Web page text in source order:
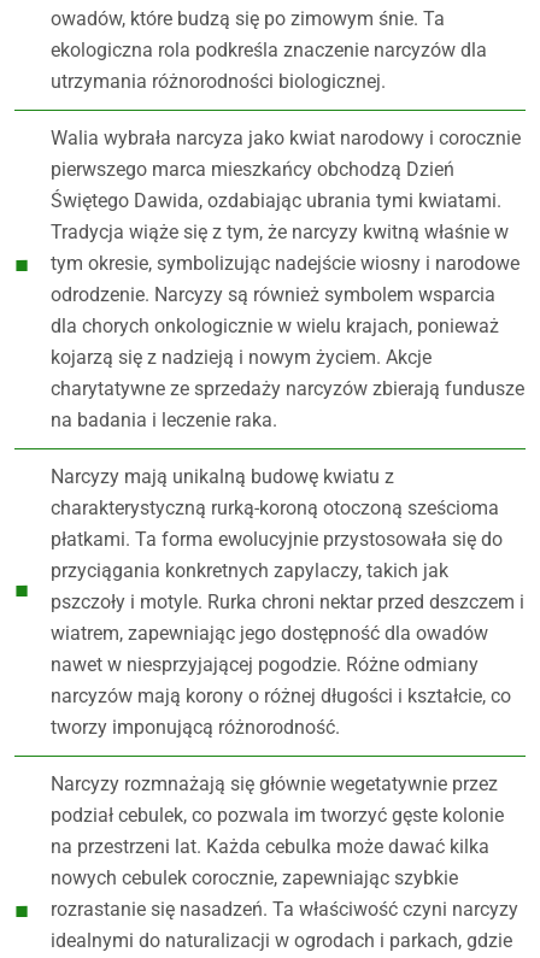
owadów, które budzą się po zimowym śnie. Ta
ekologiczna rola podkreśla znaczenie narcyzów dla
utrzymania różnorodności biologicznej.
Walia wybrała narcyza jako kwiat narodowy i corocznie
pierwszego marca mieszkańcy obchodzą Dzień
Świętego Dawida, ozdabiając ubrania tymi kwiatami.
Tradycja wiąże się z tym, że narcyzy kwitną właśnie w
tym okresie, symbolizując nadejście wiosny i narodowe
odrodzenie. Narcyzy są również symbolem wsparcia
dla chorych onkologicznie w wielu krajach, ponieważ
kojarzą się z nadzieją i nowym życiem. Akcje
charytatywne ze sprzedaży narcyzów zbierają fundusze
na badania i leczenie raka.
Narcyzy mają unikalną budowę kwiatu z
charakterystyczną rurką-koroną otoczoną sześcioma
płatkami. Ta forma ewolucyjnie przystosowała się do
przyciągania konkretnych zapylaczy, takich jak
pszczoły i motyle. Rurka chroni nektar przed deszczem i
wiatrem, zapewniając jego dostępność dla owadów
nawet w niesprzyjającej pogodzie. Różne odmiany
narcyzów mają korony o różnej długości i kształcie, co
tworzy imponującą różnorodność.
Narcyzy rozmnażają się głównie wegetatywnie przez
podział cebulek, co pozwala im tworzyć gęste kolonie
na przestrzeni lat. Każda cebulka może dawać kilka
nowych cebulek corocznie, zapewniając szybkie
rozrastanie się nasadzeń. Ta właściwość czyni narcyzy
idealnymi do naturalizacji w ogrodach i parkach, gdzie